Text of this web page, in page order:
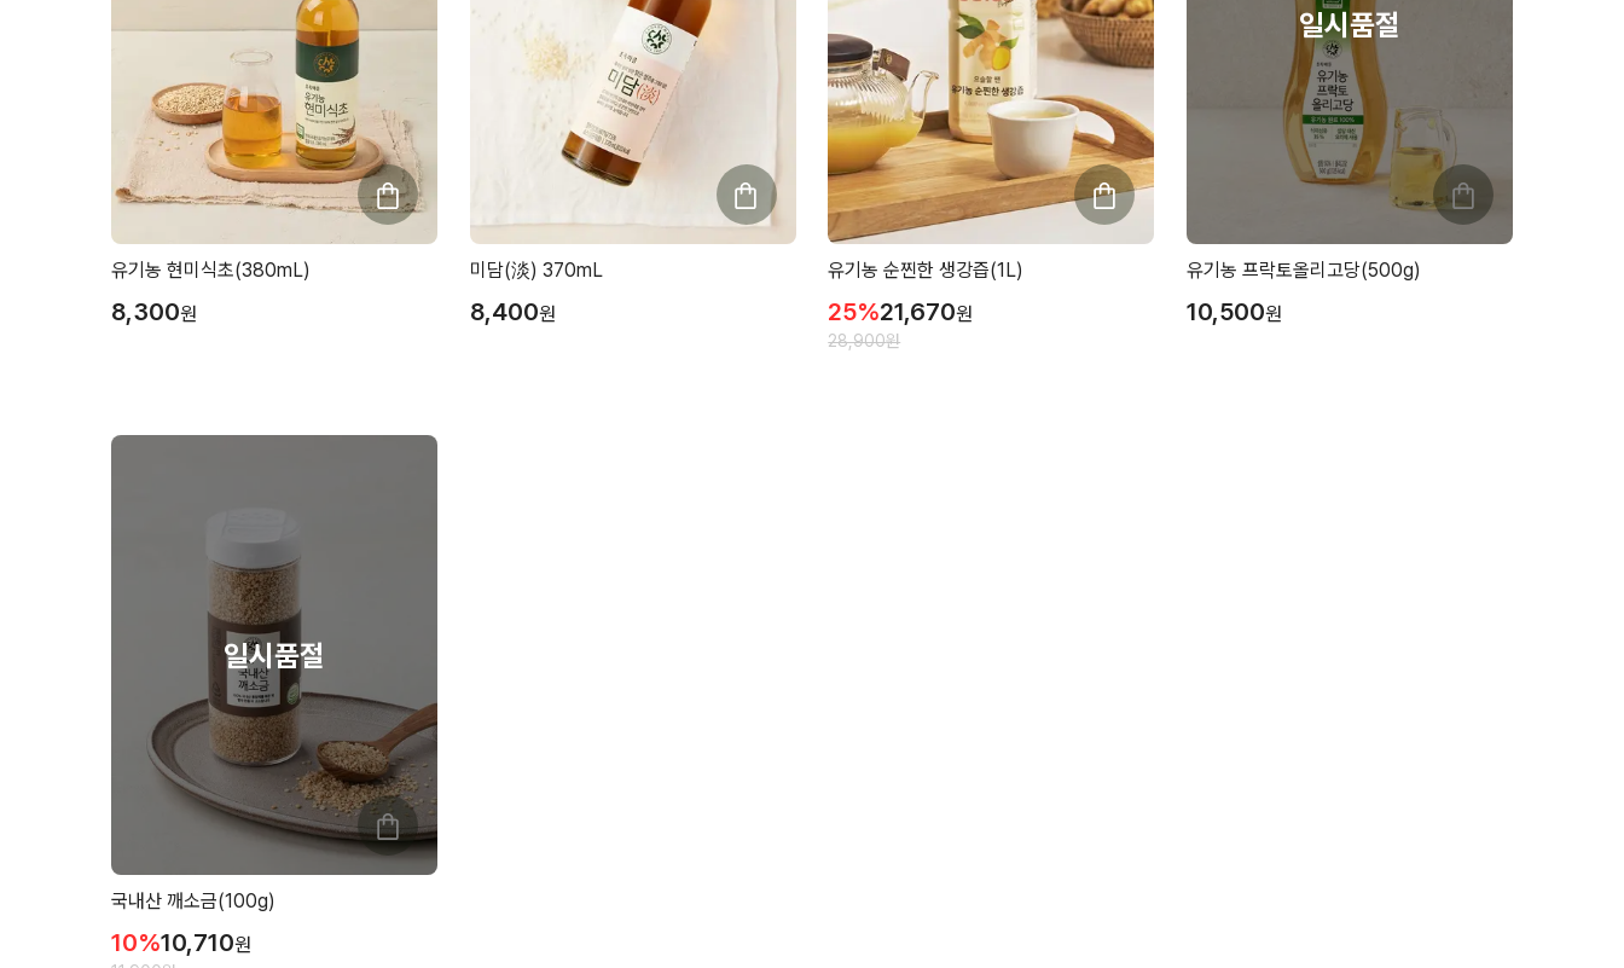
유기농 현미식초(380mL)
8,300원
미담(淡) 370mL
8,400원
유기농 순찐한 생강즙(1L)
25%21,670원
28,900원
유기농 프락토올리고당(500g)
10,500원
국내산 깨소금(100g)
10%10,710원